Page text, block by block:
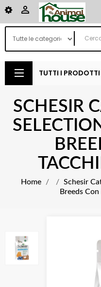

TUTTI I PRODOTTI
SCHESIR
Home
Schesir
Breeds